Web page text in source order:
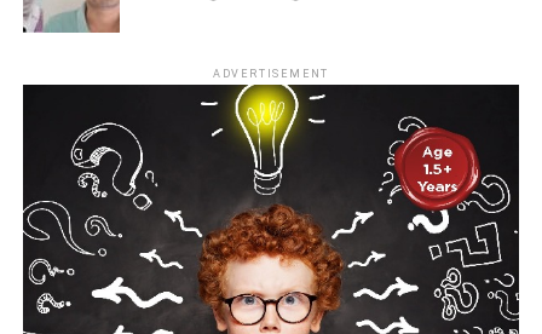
ADVERTISEMENT